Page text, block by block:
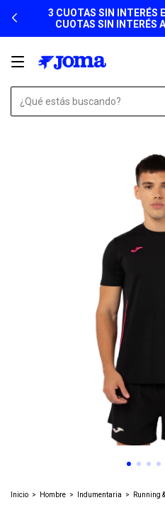
3 CUOTAS SIN INTERÉS
CUOTAS SIN INTERÉS
Inicio > Hombre > Indumentaria > Running